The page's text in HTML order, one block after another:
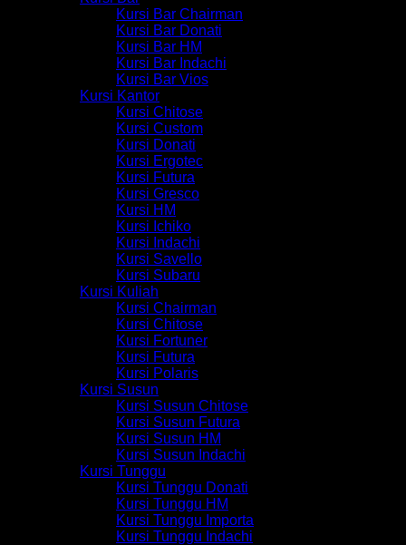
Kursi Bar Chairman
Kursi Bar Donati
Kursi Bar HM
Kursi Bar Indachi
Kursi Bar Vios
Kursi Kantor
Kursi Chitose
Kursi Custom
Kursi Donati
Kursi Ergotec
Kursi Futura
Kursi Gresco
Kursi HM
Kursi Ichiko
Kursi Indachi
Kursi Savello
Kursi Subaru
Kursi Kuliah
Kursi Chairman
Kursi Chitose
Kursi Fortuner
Kursi Futura
Kursi Polaris
Kursi Susun
Kursi Susun Chitose
Kursi Susun Futura
Kursi Susun HM
Kursi Susun Indachi
Kursi Tunggu
Kursi Tunggu Donati
Kursi Tunggu HM
Kursi Tunggu Importa
Kursi Tunggu Indachi